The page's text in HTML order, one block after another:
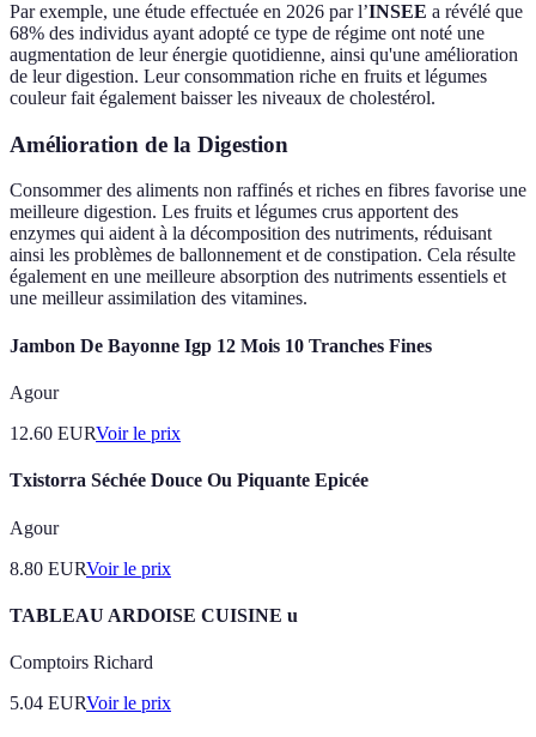
Par exemple, une étude effectuée en 2026 par l’INSEE a révélé que
68% des individus ayant adopté ce type de régime ont noté une
augmentation de leur énergie quotidienne, ainsi qu'une amélioration
de leur digestion. Leur consommation riche en fruits et légumes
couleur fait également baisser les niveaux de cholestérol.
Amélioration de la Digestion
Consommer des aliments non raffinés et riches en fibres favorise une
meilleure digestion. Les fruits et légumes crus apportent des
enzymes qui aident à la décomposition des nutriments, réduisant
ainsi les problèmes de ballonnement et de constipation. Cela résulte
également en une meilleure absorption des nutriments essentiels et
une meilleur assimilation des vitamines.
Jambon De Bayonne Igp 12 Mois 10 Tranches Fines
Agour
12.60 EURVoir le prix
Txistorra Séchée Douce Ou Piquante Epicée
Agour
8.80 EURVoir le prix
TABLEAU ARDOISE CUISINE u
Comptoirs Richard
5.04 EURVoir le prix